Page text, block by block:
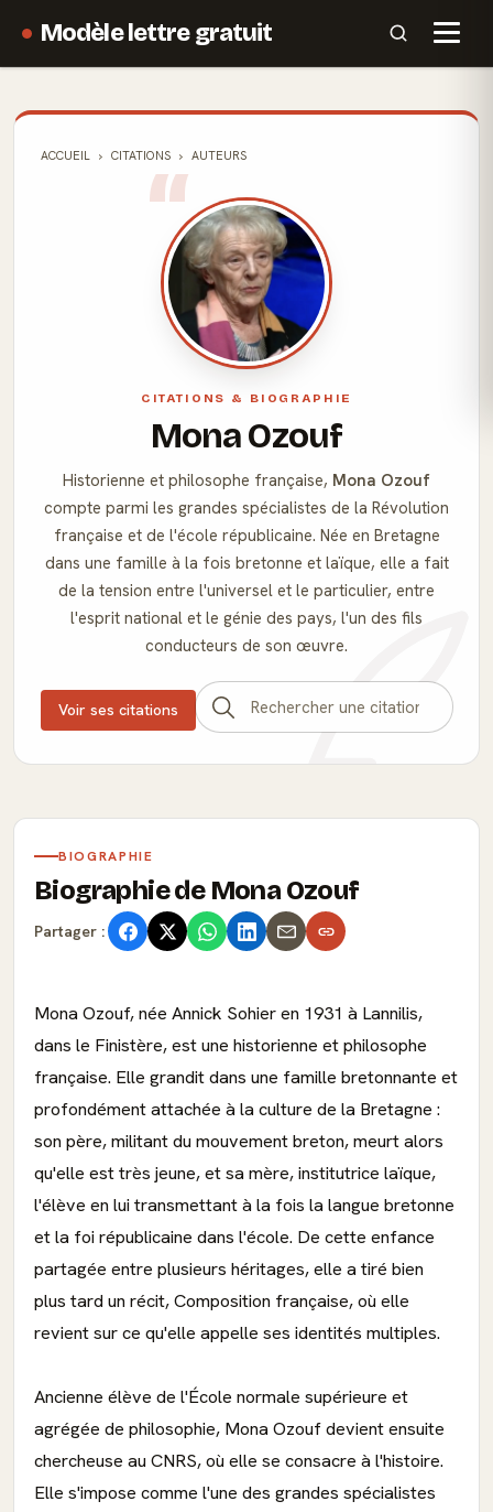
Modèle lettre gratuit
ACCUEIL CITATIONS AUTEURS
CITATIONS & BIOGRAPHIE
Mona Ozouf
Historienne et philosophe française, Mona Ozouf
compte parmi les grandes spécialistes de la Révolution
française et de l'école républicaine. Née en Bretagne
dans une famille à la fois bretonne et laïque, elle a fait
de la tension entre l'universel et le particulier, entre
l'esprit national et le génie des pays, l'un des fils
conducteurs de son œuvre.
Voir ses citations
BIOGRAPHIE
Biographie de Mona Ozouf
Partager :
Mona Ozouf, née Annick Sohier en 1931 à Lannilis,
dans le Finistère, est une historienne et philosophe
française. Elle grandit dans une famille bretonnante et
profondément attachée à la culture de la Bretagne :
son père, militant du mouvement breton, meurt alors
qu'elle est très jeune, et sa mère, institutrice laïque,
l'élève en lui transmettant à la fois la langue bretonne
et la foi républicaine dans l'école. De cette enfance
partagée entre plusieurs héritages, elle a tiré bien
plus tard un récit, Composition française, où elle
revient sur ce qu'elle appelle ses identités multiples.
Ancienne élève de l'École normale supérieure et
agrégée de philosophie, Mona Ozouf devient ensuite
chercheuse au CNRS, où elle se consacre à l'histoire.
Elle s'impose comme l'une des grandes spécialistes